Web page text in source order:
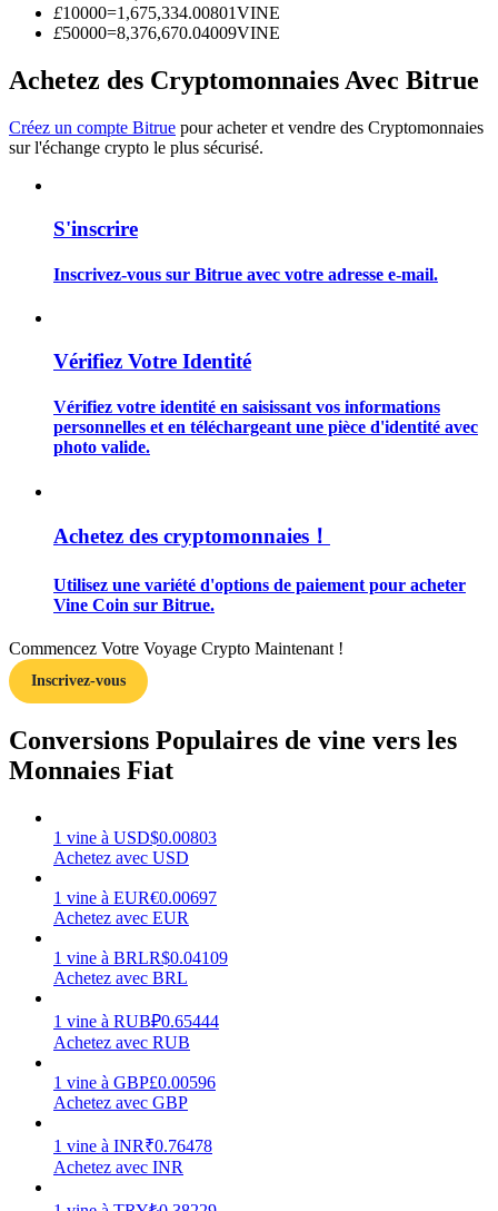
Analyse de mégadonnées, y compris des informations
Stratégies de trading
Apprenez à rester rentable
Gagner
Gagnez quotidiennement des récompenses compétitives
£10000=1,675,334.00801VINE
£50000=8,376,670.04009VINE
Achetez des Cryptomonnaies Avec Bitrue
Créez un compte Bitrue pour acheter et vendre des Cryptomonnaies
sur l'échange crypto le plus sécurisé.
S'inscrire
Inscrivez-vous sur Bitrue avec votre adresse e-mail.
Vérifiez Votre Identité
Vérifiez votre identité en saisissant vos informations
personnelles et en téléchargeant une pièce d'identité avec
photo valide.
Achetez des cryptomonnaies！
Utilisez une variété d'options de paiement pour acheter
Vine Coin sur Bitrue.
Commencez Votre Voyage Crypto Maintenant !
Inscrivez-vous
Conversions Populaires de vine vers les
Monnaies Fiat
1 vine à USD$0.00803
Achetez avec USD
1 vine à EUR€0.00697
Achetez avec EUR
1 vine à BRLR$0.04109
Achetez avec BRL
1 vine à RUB₽0.65444
Achetez avec RUB
1 vine à GBP£0.00596
Achetez avec GBP
1 vine à INR₹0.76478
Achetez avec INR